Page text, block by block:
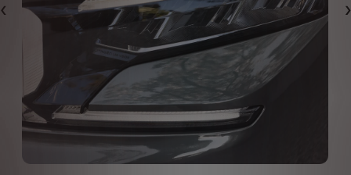
Předchozí